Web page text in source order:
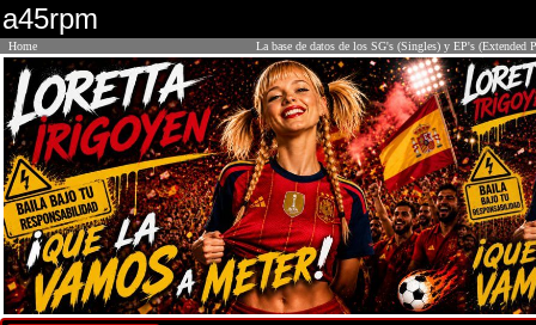
a45rpm
Home La base de datos de los SG's (Singles) y EP's (Extended